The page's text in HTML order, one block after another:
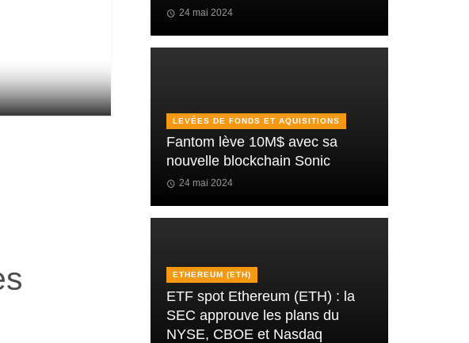
24 mai 2024
LEVÉES DE FONDS ET AQUISITIONS
Fantom lève 10M$ avec sa
nouvelle blockchain Sonic
24 mai 2024
ETHEREUM (ETH)
ETF spot Ethereum (ETH) : la
SEC approuve les plans du
NYSE, CBOE et Nasdaq